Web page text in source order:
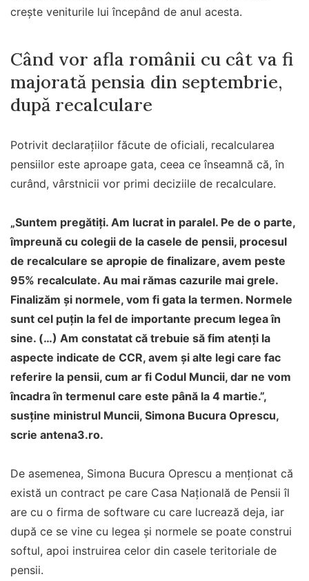
crește veniturile lui începând de anul acesta.
Când vor afla românii cu cât va fi
majorată pensia din septembrie,
după recalculare
Potrivit declarațiilor făcute de oficiali, recalcularea
pensiilor este aproape gata, ceea ce înseamnă că, în
curând, vârstnicii vor primi deciziile de recalculare.
„Suntem pregătiți. Am lucrat in paralel. Pe de o parte,
împreună cu colegii de la casele de pensii, procesul
de recalculare se apropie de finalizare, avem peste
95% recalculate. Au mai rămas cazurile mai grele.
Finalizăm și normele, vom fi gata la termen. Normele
sunt cel puțin la fel de importante precum legea în
sine. (…) Am constatat că trebuie să fim atenți la
aspecte indicate de CCR, avem și alte legi care fac
referire la pensii, cum ar fi Codul Muncii, dar ne vom
încadra în termenul care este până la 4 martie.”,
susține ministrul Muncii, Simona Bucura Oprescu,
scrie antena3.ro.
De asemenea, Simona Bucura Oprescu a menționat că
există un contract pe care Casa Națională de Pensii îl
are cu o firma de software cu care lucrează deja, iar
după ce se vine cu legea și normele se poate construi
softul, apoi instruirea celor din casele teritoriale de
pensii.